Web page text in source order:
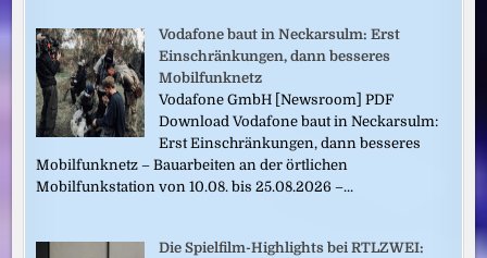
Vodafone baut in Neckarsulm: Erst
Einschränkungen, dann besseres
Mobilfunknetz
Vodafone GmbH [Newsroom] PDF
Download Vodafone baut in Neckarsulm:
Erst Einschränkungen, dann besseres
Mobilfunknetz – Bauarbeiten an der örtlichen
Mobilfunkstation von 10.08. bis 25.08.2026 –...
Die Spielfilm-Highlights bei RTLZWEI: